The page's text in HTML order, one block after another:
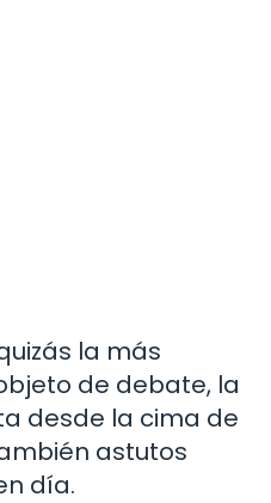
la más
de debate, la
desde la cima de
astutos
día.